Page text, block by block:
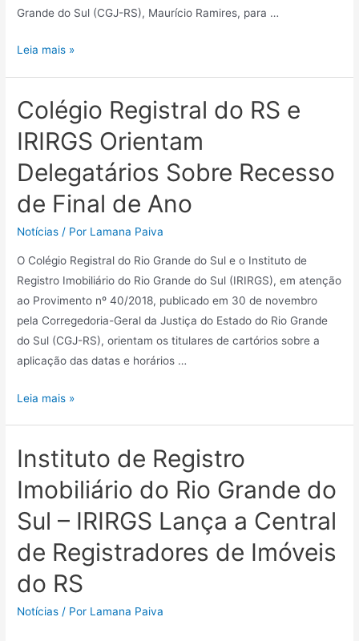
Grande do Sul (CGJ-RS), Maurício Ramires, para …
Leia mais »
Colégio Registral do RS e
IRIRGS Orientam
Delegatários Sobre Recesso
de Final de Ano
Notícias / Por Lamana Paiva
O Colégio Registral do Rio Grande do Sul e o Instituto de
Registro Imobiliário do Rio Grande do Sul (IRIRGS), em atenção
ao Provimento nº 40/2018, publicado em 30 de novembro
pela Corregedoria-Geral da Justiça do Estado do Rio Grande
do Sul (CGJ-RS), orientam os titulares de cartórios sobre a
aplicação das datas e horários …
Leia mais »
Instituto de Registro
Imobiliário do Rio Grande do
Sul – IRIRGS Lança a Central
de Registradores de Imóveis
do RS
Notícias / Por Lamana Paiva